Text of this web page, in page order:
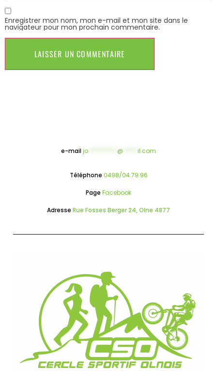
Enregistrer mon nom, mon e-mail et mon site dans le
navigateur pour mon prochain commentaire.
e-mailjo @ il.com
Téléphone 0498/04.79.96
Page Facebook
Adresse Rue Fosses Berger 24, Olne 4877